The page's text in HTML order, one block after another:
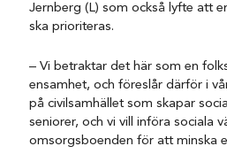
Jernberg (L) som också lyfte att
ska prioriteras.
– Vi betraktar det här som en
ensamhet, och föreslår därför i
på civilsamhället som skapar
seniorer, och vi vill införa sociala
omsorgsboenden för att minska